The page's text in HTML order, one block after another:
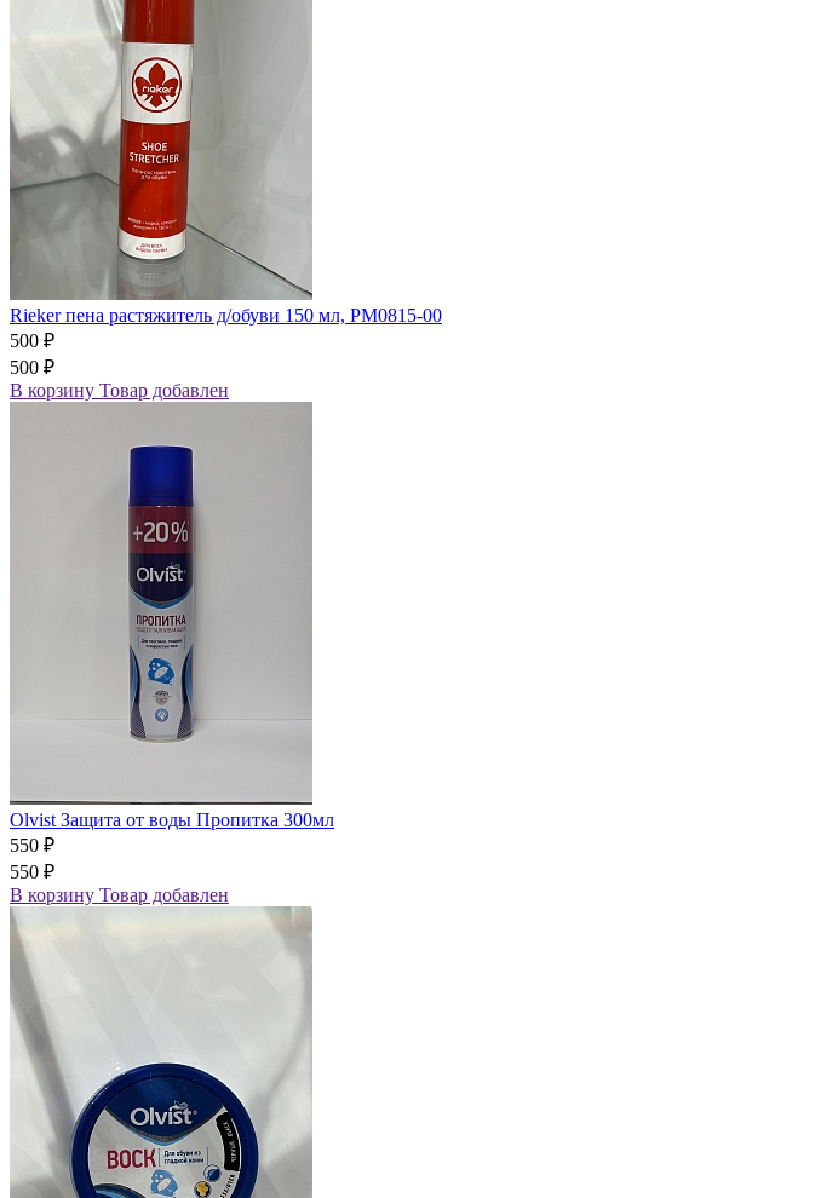
Rieker пена растяжитель д/обуви 150 мл, PM0815-00
500 ₽
500 ₽
В корзину Товар добавлен
Olvist Защита от воды Пропитка 300мл
550 ₽
550 ₽
В корзину Товар добавлен